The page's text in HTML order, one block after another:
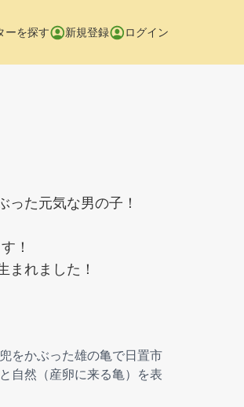
ーを探す 新規登録 ログイン
った元気な男の子！
！
まれました！
をかぶった雄の亀で日置市
自然（産卵に来る亀）を表